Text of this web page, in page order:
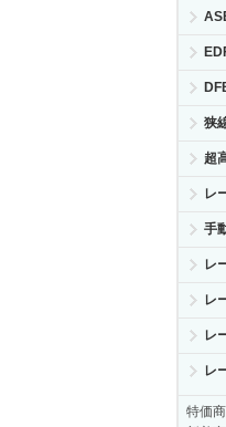
狭
超
レ
手
レ
レ
レ
レ
特価